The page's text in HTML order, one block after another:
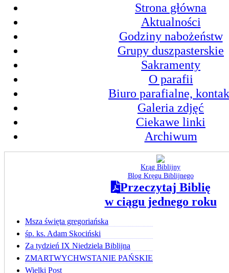
Strona główna
Aktualności
Godziny nabożeństw
Grupy duszpasterskie
Sakramenty
O parafii
Biuro parafialne,
Galeria zdjęć
Ciekawe linki
Archiwum
Krąg Biblijny
Blog Kręgu Biblijnego
Przeczytaj Biblię
w ciągu jednego roku
Msza święta gregoriańska
śp. ks. Adam Skociński
Za tydzień IX Niedziela Biblijna
ZMARTWYCHWSTANIE PAŃSKIE
Wielki Post